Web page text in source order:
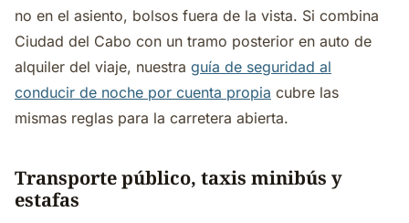
no en el asiento, bolsos fuera de la vista. Si combina
Ciudad del Cabo con un tramo posterior en auto de
alquiler del viaje, nuestra guía de seguridad al
conducir de noche por cuenta propia cubre las
mismas reglas para la carretera abierta.
Transporte público, taxis minibús y
estafas